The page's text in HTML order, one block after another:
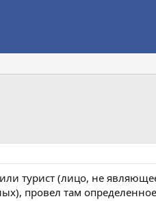
турист (лицо, не
провел там